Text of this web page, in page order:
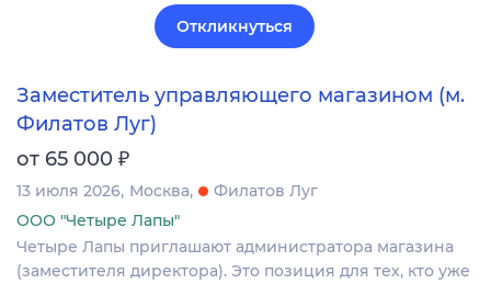
Откликнуться
Заместитель управляющего магазином (м.
Филатов Луг)
от 65 000 ₽
13 июля 2026 Москва
Филатов Луг
ООО "Четыре Лапы"
Четыре Лапы приглашают администратора магазина
(заместителя директора). Это позиция для тех, кто уже